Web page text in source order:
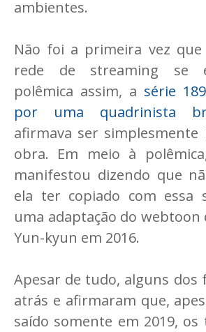
ambientes.
Não foi a primeira vez
rede de streaming se
polêmica assim, a série
por uma quadrinista
afirmava ser simplesmente
obra. Em meio à
manifestou dizendo que
ela ter copiado com essa
uma adaptação do webtoon
Yun-kyun em 2016.
Apesar de tudo, alguns dos
atrás e afirmaram que,
saído somente em 2019,